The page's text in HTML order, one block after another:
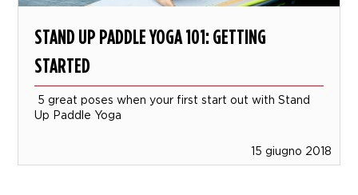
STAND UP PADDLE YOGA 101: GETTING
STARTED
5 great poses when your first start out with Stand
Up Paddle Yoga
15 giugno 2018